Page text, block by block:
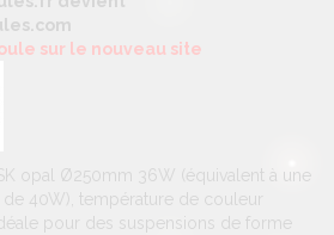
sur le nouveau site
opal Ø250mm 36W (équivalent à une
40W), température de couleur
pour des suspensions de forme